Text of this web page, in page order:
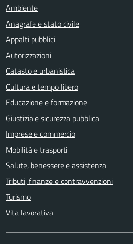
Ambiente
Anagrafe e stato civile
Appalti pubblici
Autorizzazioni
Catasto e urbanistica
Cultura e tempo libero
Educazione e formazione
Giustizia e sicurezza pubblica
Imprese e commercio
Mobilità e trasporti
Salute, benessere e assistenza
Tributi, finanze e contravvenzioni
Turismo
Vita lavorativa